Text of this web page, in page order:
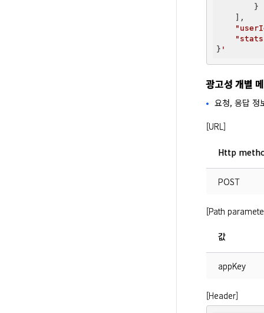
        }
    ],
}
광고성 개별
요청, 응답 정
[URL]
Http
POST
[Path
값
appKey
[Header]